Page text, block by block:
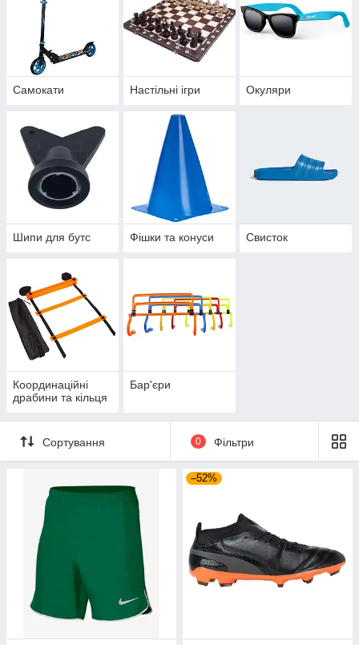
Самокати Настільні ігри Окуляри
Шипи для бутс Фішки та конуси Свисток
Координаційні
драбини та кільця
Бар'єри
Сортування 0 Фільтри
–52%